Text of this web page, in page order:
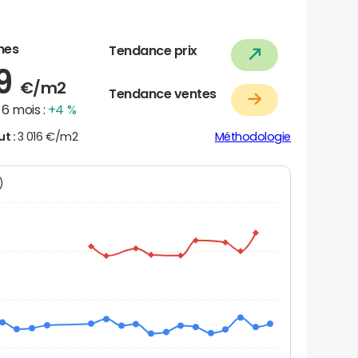
€/m2
mois : +4 %
Tendance prix
Tendance ventes
: 3 016 €/m2 Méthodologie